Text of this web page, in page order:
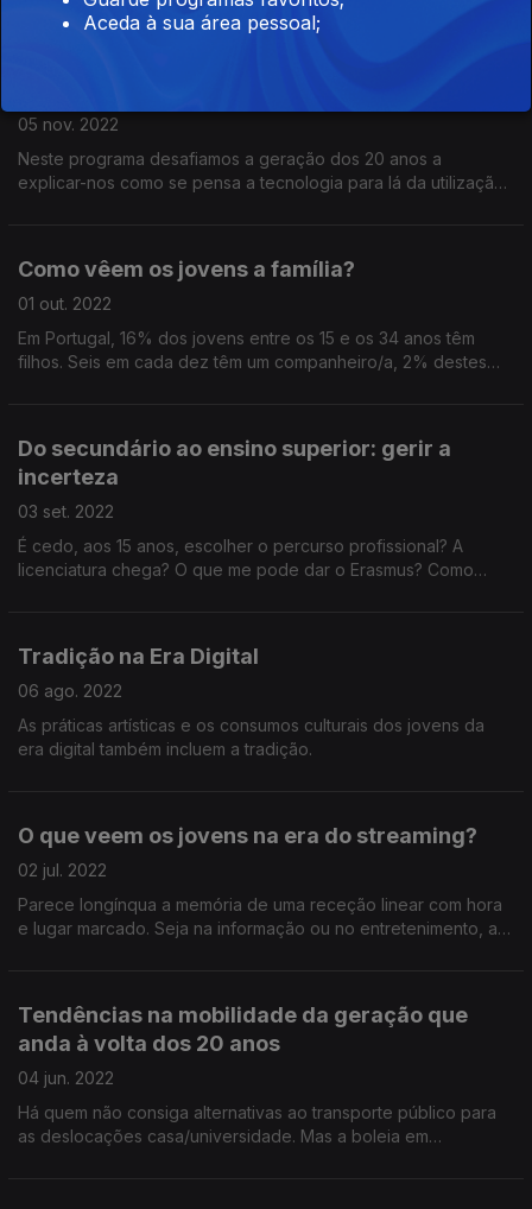
e a inserção no mercado de trabalho.
05 nov. 2022
Neste programa desafiamos a geração dos 20 anos a
explicar-nos como se pensa a tecnologia para lá da utilização
Como vêem os jovens a família?
01 out. 2022
Em Portugal, 16% dos jovens entre os 15 e os 34 anos têm
filhos. Seis em cada dez têm um companheiro/a, 2% destes
Do secundário ao ensino superior: gerir a
incerteza
03 set. 2022
É cedo, aos 15 anos, escolher o percurso profissional? A
licenciatura chega? O que me pode dar o Erasmus? Como
Tradição na Era Digital
06 ago. 2022
As práticas artísticas e os consumos culturais dos jovens da
era digital também incluem a tradição.
O que veem os jovens na era do streaming?
02 jul. 2022
Parece longínqua a memória de uma receção linear com hora
e lugar marcado. Seja na informação ou no entretenimento, as
Tendências na mobilidade da geração que
anda à volta dos 20 anos
04 jun. 2022
Há quem não consiga alternativas ao transporte público para
as deslocações casa/universidade. Mas a boleia em
Aceda à sua área pessoal;